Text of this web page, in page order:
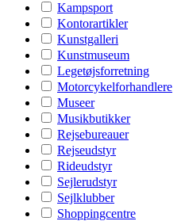
Kampsport
Kontorartikler
Kunstgalleri
Kunstmuseum
Legetøjsforretning
Motorcykelforhandlere
Museer
Musikbutikker
Rejsebureauer
Rejseudstyr
Rideudstyr
Sejlerudstyr
Sejlklubber
Shoppingcentre